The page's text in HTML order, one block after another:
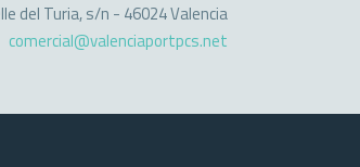
del Turia, s/n - 46024 Valencia
comercial@valenciaportpcs.net